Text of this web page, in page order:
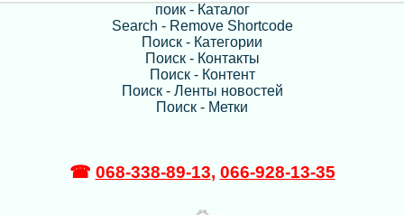
поик - Каталог
Search - Remove Shortcode
Поиск - Категории
Поиск - Контакты
Поиск - Контент
Поиск - Ленты новостей
Поиск - Метки
☎ 068-338-89-13, 066-928-13-35